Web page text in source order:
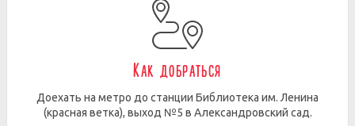
Как добраться
Доехать на метро до станции Библиотека им. Ленина
(красная ветка), выход №5 в Александровский сад.